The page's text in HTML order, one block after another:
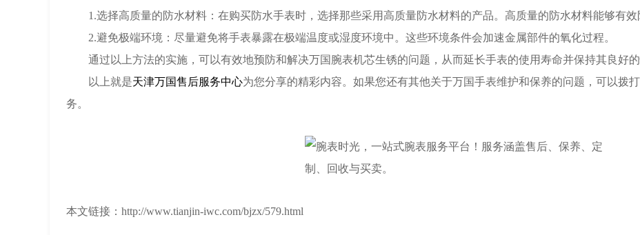
1.选择高质量的防水材料：在购买防水手表时，选择那些采用高质量防水材料的产品。高质量的防水材料能够有效
2.避免极端环境：尽量避免将手表暴露在极端温度或湿度环境中。这些环境条件会加速金属部件的氧化过程。
通过以上方法的实施，可以有效地预防和解决万国腕表机芯生锈的问题，从而延长手表的使用寿命并保持其良好的
以上就是天津万国售后服务中心为您分享的精彩内容。如果您还有其他关于万国手表维护和保养的问题，可以拨
务。
本文链接：http://www.tianjin-iwc.com/bjzx/579.html